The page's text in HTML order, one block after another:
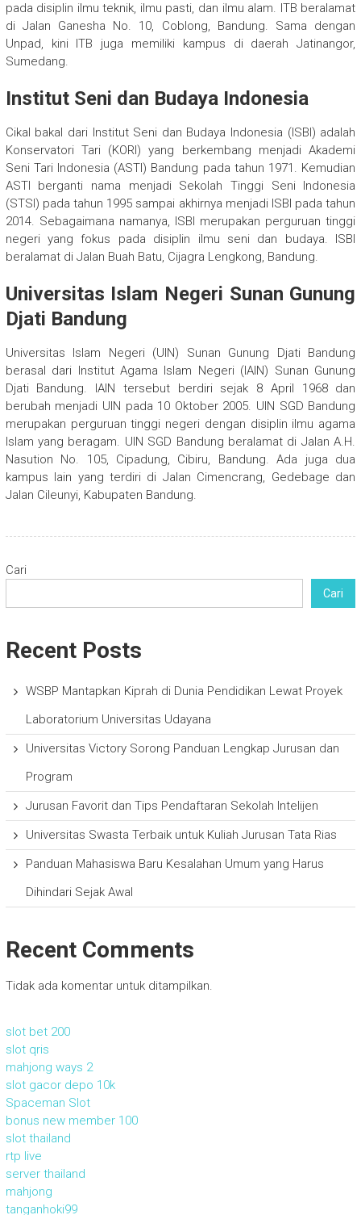
pada disiplin ilmu teknik, ilmu pasti, dan ilmu alam. ITB beralamat
di Jalan Ganesha No. 10, Coblong, Bandung. Sama dengan
Unpad, kini ITB juga memiliki kampus di daerah Jatinangor,
Sumedang.
Institut Seni dan Budaya Indonesia
Cikal bakal dari Institut Seni dan Budaya Indonesia (ISBI) adalah
Konservatori Tari (KORI) yang berkembang menjadi Akademi
Seni Tari Indonesia (ASTI) Bandung pada tahun 1971. Kemudian
ASTI berganti nama menjadi Sekolah Tinggi Seni Indonesia
(STSI) pada tahun 1995 sampai akhirnya menjadi ISBI pada tahun
2014. Sebagaimana namanya, ISBI merupakan perguruan tinggi
negeri yang fokus pada disiplin ilmu seni dan budaya. ISBI
beralamat di Jalan Buah Batu, Cijagra Lengkong, Bandung.
Universitas Islam Negeri Sunan Gunung
Djati Bandung
Universitas Islam Negeri (UIN) Sunan Gunung Djati Bandung
berasal dari Institut Agama Islam Negeri (IAIN) Sunan Gunung
Djati Bandung. IAIN tersebut berdiri sejak 8 April 1968 dan
berubah menjadi UIN pada 10 Oktober 2005. UIN SGD Bandung
merupakan perguruan tinggi negeri dengan disiplin ilmu agama
Islam yang beragam. UIN SGD Bandung beralamat di Jalan A.H.
Nasution No. 105, Cipadung, Cibiru, Bandung. Ada juga dua
kampus lain yang terdiri di Jalan Cimencrang, Gedebage dan
Jalan Cileunyi, Kabupaten Bandung.
Cari
Cari
Recent Posts
WSBP Mantapkan Kiprah di Dunia Pendidikan Lewat Proyek
Laboratorium Universitas Udayana
Universitas Victory Sorong Panduan Lengkap Jurusan dan
Program
Jurusan Favorit dan Tips Pendaftaran Sekolah Intelijen
Universitas Swasta Terbaik untuk Kuliah Jurusan Tata Rias
Panduan Mahasiswa Baru Kesalahan Umum yang Harus
Dihindari Sejak Awal
Recent Comments
Tidak ada komentar untuk ditampilkan.
slot bet 200
slot qris
mahjong ways 2
slot gacor depo 10k
Spaceman Slot
bonus new member 100
slot thailand
rtp live
server thailand
mahjong
tanganhoki99